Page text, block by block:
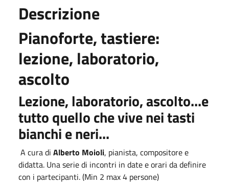
Descrizione
Pianoforte, tastiere:
lezione, laboratorio,
ascolto
Lezione, laboratorio,ascolto...e
tutto quello che vivenei tasti
bianchi e neri...
A cura di Alberto Moioli, pianista, compositore e
didatta. Una serie di incontri in date e orari da definire
con i partecipanti. (Min 2 max 4 persone)